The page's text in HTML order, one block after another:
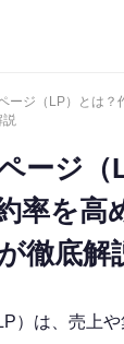
ージ（LP）とは？
説
ージ（
率を高
徹底解
）は、売上